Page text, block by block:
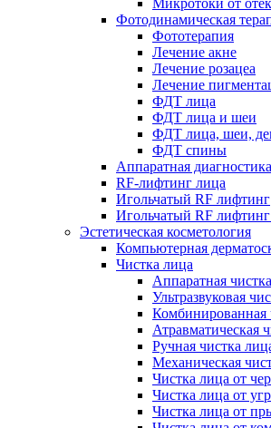
Микротоки от
Фотодинамическая
Фототерапия
Лечение акне
Лечение розацеа
Лечение
ФДТ лица
ФДТ лица и шеи
ФДТ лица, шеи,
ФДТ спины
Аппаратная
RF-лифтинг лица
Игольчатый RF лифтинг
Игольчатый RF
Эстетическая косметология
Компьютерная
Чистка лица
Аппаратная
Ультразвуковая
Комбинированная
Атравматическая
Ручная чистка
Механическая
Чистка лица от
Чистка лица от
Чистка лица от